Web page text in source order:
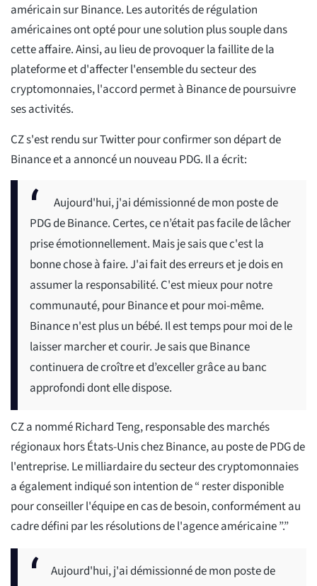
américain sur Binance. Les autorités de régulation
américaines ont opté pour une solution plus souple dans
cette affaire. Ainsi, au lieu de provoquer la faillite de la
plateforme et d'affecter l'ensemble du secteur des
cryptomonnaies, l'accord permet à Binance de poursuivre
ses activités.
CZ s'est rendu sur Twitter pour confirmer son départ de
Binance et a annoncé un nouveau PDG. Il a écrit:
Aujourd'hui, j'ai démissionné de mon poste de
PDG de Binance. Certes, ce n’était pas facile de lâcher
prise émotionnellement. Mais je sais que c'est la
bonne chose à faire. J'ai fait des erreurs et je dois en
assumer la responsabilité. C'est mieux pour notre
communauté, pour Binance et pour moi-même.
Binance n'est plus un bébé. Il est temps pour moi de le
laisser marcher et courir. Je sais que Binance
continuera de croître et d’exceller grâce au banc
approfondi dont elle dispose.
CZ a nommé Richard Teng, responsable des marchés
régionaux hors États-Unis chez Binance, au poste de PDG de
l'entreprise. Le milliardaire du secteur des cryptomonnaies
a également indiqué son intention de “ rester disponible
pour conseiller l'équipe en cas de besoin, conformément au
cadre défini par les résolutions de l'agence américaine ”.”
Aujourd'hui, j'ai démissionné de mon poste de